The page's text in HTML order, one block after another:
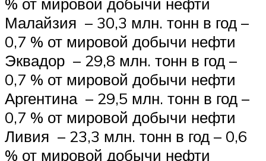
Малайзия – 30,3 млн. тонн в год –
0,7 % от мировой добычи нефти
Эквадор – 29,8 млн. тонн в год –
0,7 % от мировой добычи нефти
Аргентина – 29,5 млн. тонн в год –
0,7 % от мировой добычи нефти
Ливия – 23,3 млн. тонн в год – 0,6
% от мировой добычи нефти